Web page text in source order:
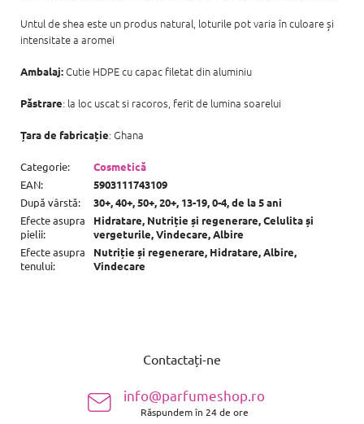
Untul de shea este un produs natural, loturile pot varia în culoare și
intensitate a aromei
Ambalaj:Cutie HDPE cu capac filetat din aluminiu
Păstrare: la loc uscat si racoros, ferit de lumina soarelui
Țara de fabricație: Ghana
Categorie:
Cosmetică
EAN:
5903111743109
După vârstă:
30+, 40+, 50+, 20+, 13-19, 0-4, de la 5 ani
Efecte asupra
pielii:
Hidratare, Nutriție și regenerare, Celulita și
vergeturile, Vindecare, Albire
Efecte asupra
tenului:
Nutriție și regenerare, Hidratare, Albire,
Vindecare
Contactați-ne
info@parfumeshop.ro
Răspundem în 24 de ore